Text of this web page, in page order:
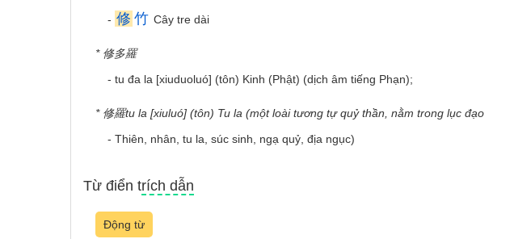
- 修 竹 Cây tre dài
* 修多羅
- tu đa la [xiuduoluó] (tôn) Kinh (Phật) (dịch âm tiếng Phạn);
* 修羅tu la [xiuluó] (tôn) Tu la (một loài tương tự quỷ thần, nằm trong lục đạo
- Thiên, nhân, tu la, súc sinh, ngạ quỷ, địa ngục)
Từ điển trích dẫn
Động từ